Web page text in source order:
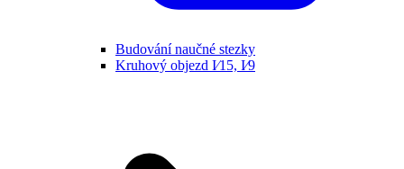
Budování naučné stezky
Kruhový objezd I⁄15, I⁄9